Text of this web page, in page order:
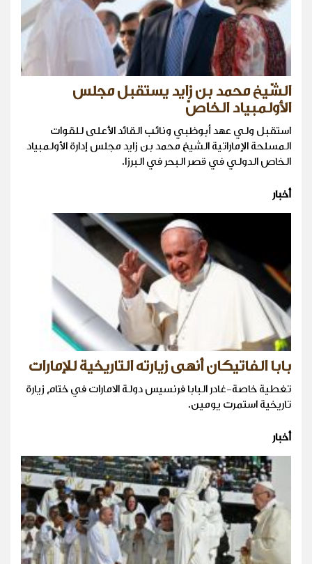
الشّيخ محمد بن زايد يستقبل مجلس
الأولمبياد الخاصّ
استقبل ولي عهد أبوظبي ونائب القائد الأعلى للقوات
المسلحة الإماراتية الشيخ محمد بن زايد مجلس إدارة الأولمبياد
الخاص الدولي في قصر البحر في البرزا.
أخبار
بابا الفاتيكان أنهى زيارته التاريخية للإمارات
تغطية خاصة-غادر البابا فرنسيس دولة الامارات في ختام زيارة
تاريخية استمرت يومين.
أخبار